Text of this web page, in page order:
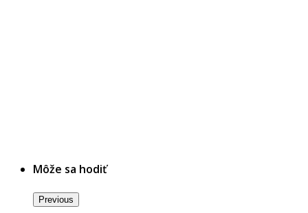
Môže sa hodiť
Previous